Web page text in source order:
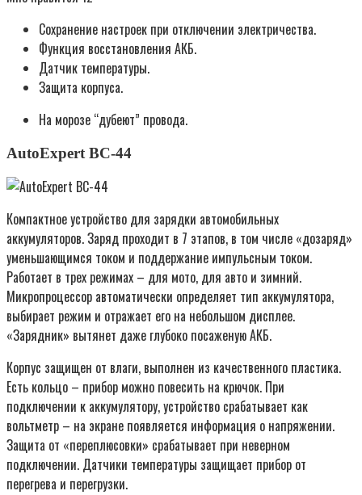
Сохранение настроек при отключении электричества.
Функция восстановления АКБ.
Датчик температуры.
Защита корпуса.
На морозе “дубеют” провода.
AutoExpert BC-44
Компактное устройство для зарядки автомобильных
аккумуляторов. Заряд проходит в 7 этапов, в том числе «дозаряд»
уменьшающимся током и поддержание импульсным током.
Работает в трех режимах – для мото, для авто и зимний.
Микропроцессор автоматически определяет тип аккумулятора,
выбирает режим и отражает его на небольшом дисплее.
«Зарядник» вытянет даже глубоко посаженую АКБ.
Корпус защищен от влаги, выполнен из качественного пластика.
Есть кольцо – прибор можно повесить на крючок. При
подключении к аккумулятору, устройство срабатывает как
вольтметр – на экране появляется информация о напряжении.
Защита от «переплюсовки» срабатывает при неверном
подключении. Датчики температуры защищает прибор от
перегрева и перегрузки.